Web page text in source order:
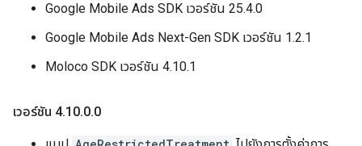
Google Mobile Ads SDK เวอร์ชัน 25.4.0
Google Mobile Ads Next-Gen SDK เวอร์ชัน 1.2.1
Moloco SDK เวอร์ชัน 4.10.1
เวอร์ชัน 4.10.0.0